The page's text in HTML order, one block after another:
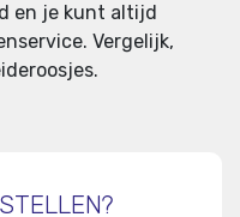
en je kunt altijd
Vergelijk,